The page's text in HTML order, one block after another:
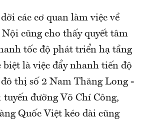
các cơ quan làm việc về
cũng cho thấy quyết tâm
tốc độ phát triển hạ tầng
biệt là việc đẩy nhanh tiến độ
thị số 2 Nam Thăng Long -
đường Võ Chí Công,
Quốc Việt kéo dài cũng